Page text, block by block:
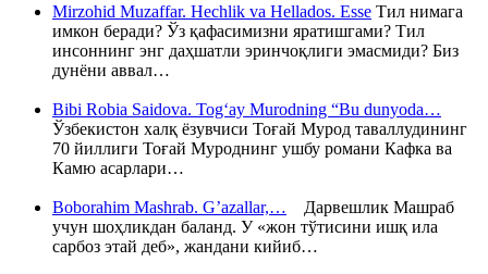
Mirzohid Muzaffar. Hechlik va Hellados. Esse Тил нимага
имкон беради? Ўз қафасимизни яратишгами? Тил
инсоннинг энг даҳшатли эринчоқлиги эмасмиди? Биз
дунёни аввал…
Bibi Robia Saidova. Tog‘ay Murodning “Bu dunyoda…
Ўзбекистон халқ ёзувчиси Тоғай Мурод таваллудининг
70 йиллиги Тоғай Муроднинг ушбу романи Кафка ва
Камю асарлари…
Boborahim Mashrab. G’azallar,… Дарвешлик Машраб
учун шоҳликдан баланд. У «жон тўтисини ишқ ила
сарбоз этай деб», жандани кийиб…